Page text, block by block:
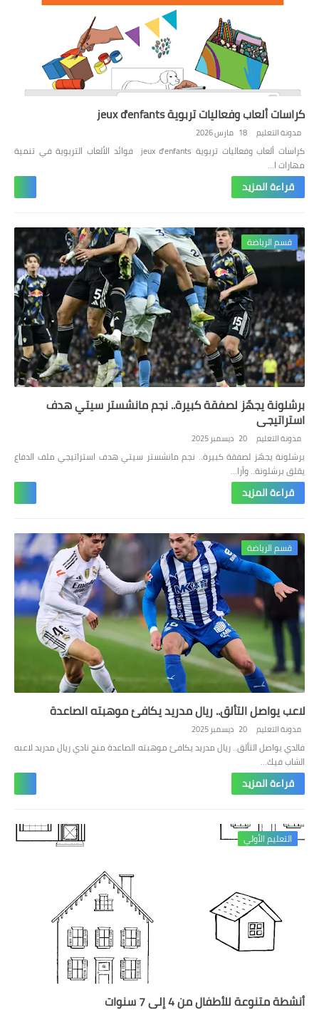
كراسات ألعاب وفعاليات تربوية jeux d'enfants
مدونة التعليم 18 مارس 2026
كراسات ألعاب وفعاليات تربوية jeux d'enfants فوائد الألعاب التربوية في تنمية
مهارات ا…
قراءة المزيد
قسم الرياضة
برشلونة يجهّز لصفقة كبيرة.. نجم مانشستر سيتي هدف
استراتيجي
مدونة التعليم 20 ديسمبر 2025
برشلونة يجهّز لصفقة كبيرة.. نجم مانشستر سيتي هدف استراتيجي ملف الدفاع
يقلق برشلونة.. وأرا…
قراءة المزيد
قسم الرياضة
لاعب يواصل التألق.. ريال مدريد يكافئ موهبته الصاعدة
مدونة التعليم 20 ديسمبر 2025
فالدي يواصل التألق.. ريال مدريد يكافئ موهبته الصاعدة منح نادي ريال مدريد لاعبه
الشاب فيك…
قراءة المزيد
التعليم الأولي
أنشطة متنوعة للأطفال من 4 إلى 7 سنوات